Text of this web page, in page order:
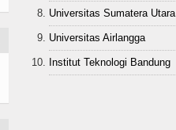
Universitas Sumatera Utara
Universitas Airlangga
Institut Teknologi Bandung